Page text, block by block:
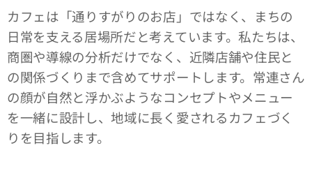
カフェは「通りすがりのお店」ではなく、まちの
日常を支える居場所だと考えています。私たちは、
商圏や導線の分析だけでなく、近隣店舗や住民と
の関係づくりまで含めてサポートします。常連さん
の顔が自然と浮かぶようなコンセプトやメニュー
を一緒に設計し、地域に長く愛されるカフェづく
りを目指します。